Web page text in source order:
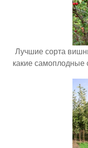
Лучшие сорта
какие